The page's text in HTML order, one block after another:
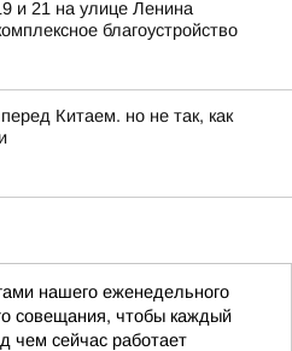
и 21 на улице Ленина
благоустройство
Китаем. но не так, как
нашего еженедельного
совещания, чтобы каждый
чем сейчас работает